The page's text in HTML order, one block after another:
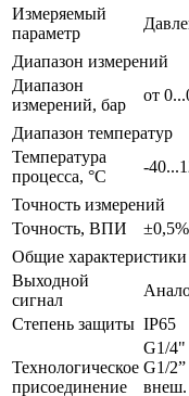
Измеряемый
параметр
Диапазон измерений
Диапазон
измерений, бар
от
Диапазон температур
Температура
процесса, °С
-
Точность измерений
Точность, ВПИ
Общие характеристики
Выходной
сигнал
Степень защиты IP65
Технологическое
присоединение
G1/4"
G1/
внеш.